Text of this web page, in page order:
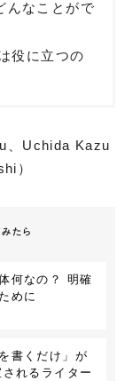
んなことがで
役に立つの
、Uchida Kazu
）
たら
何なの？ 明確
めに
書くだけ」が
れるライター